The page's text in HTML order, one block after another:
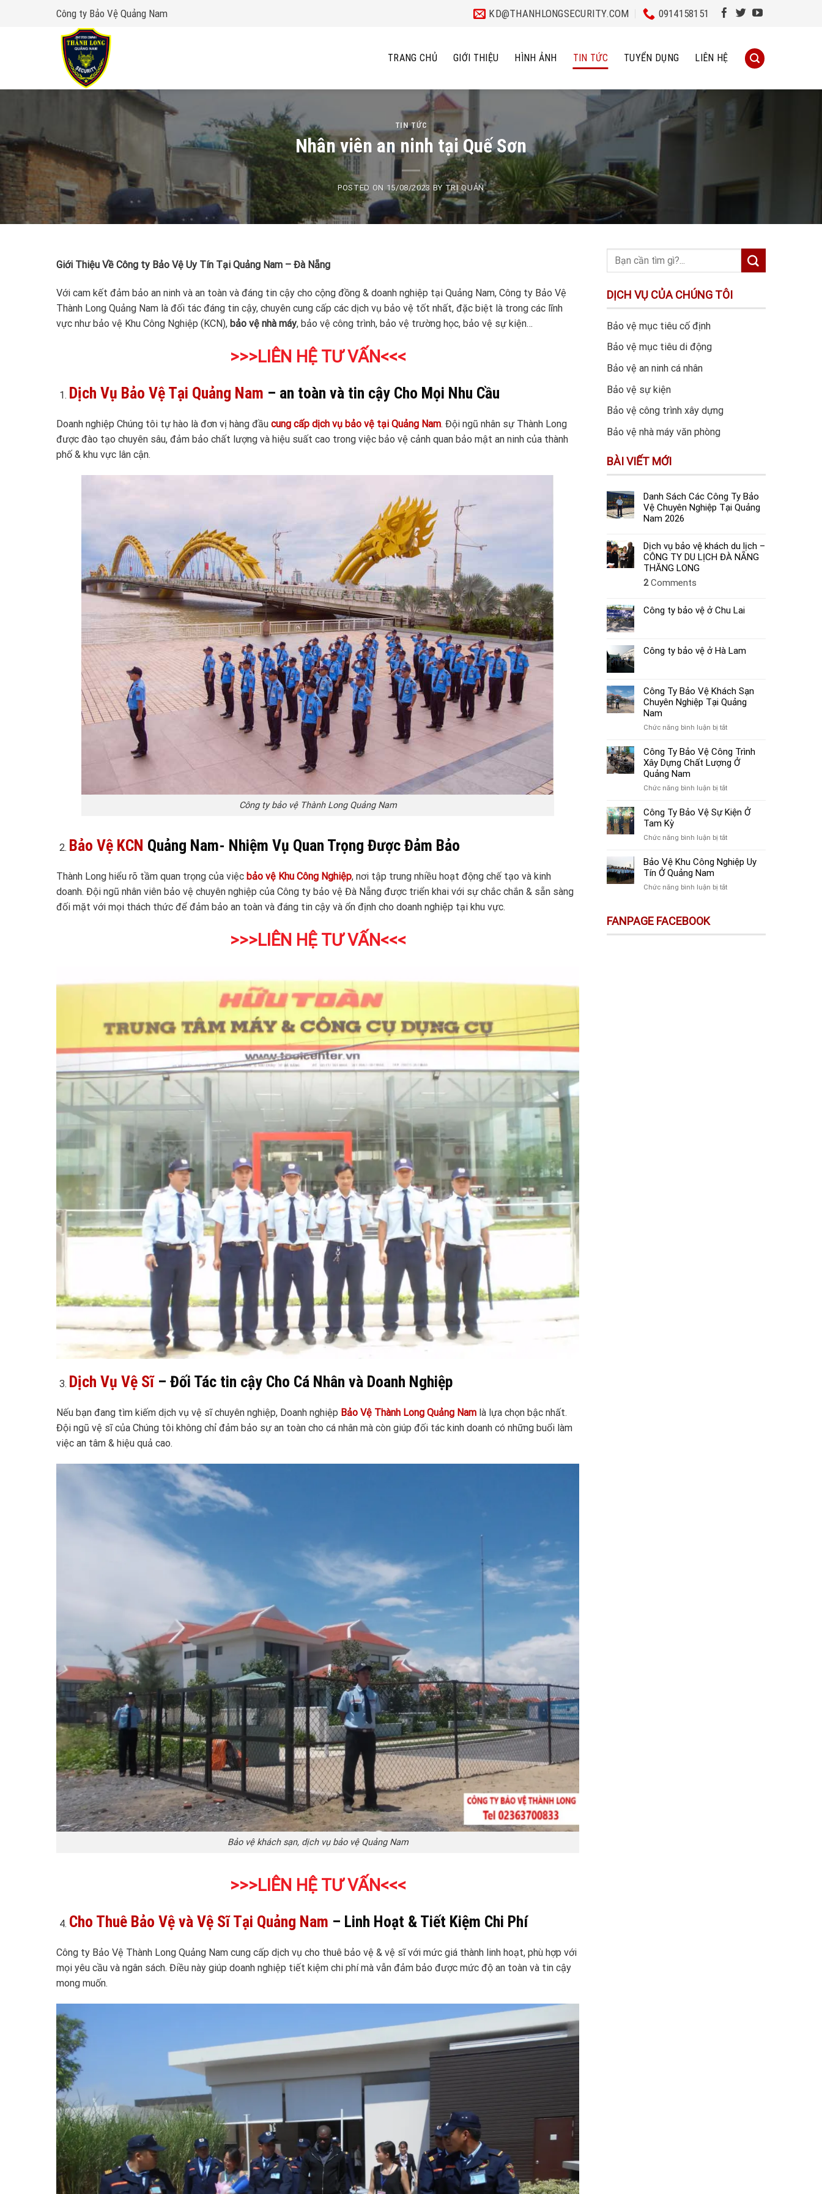
Công ty Bảo Vệ Quảng Nam KD@THANHLONGSECURITY.COM 0914158151
TRANG CHỦ GIỚI THIỆU HÌNH ẢNH TIN TỨC TUYỂN DỤNG LIÊN HỆ
TIN TỨC
Nhân viên an ninh tại Quế Sơn
POSTED ON 15/08/2023 BY TRỊ QUẢN
Giới Thiệu Về Công ty Bảo Vệ Uy Tín Tại Quảng Nam – Đà Nẵng
Với cam kết đảm bảo an ninh và an toàn và đáng tin cậy cho cộng đồng & doanh nghiệp tại Quảng Nam, Công ty Bảo Vệ
Thành Long Quảng Nam là đối tác đáng tin cậy, chuyên cung cấp các dịch vụ bảo vệ tốt nhất, đặc biệt là trong các lĩnh
vực như bảo vệ Khu Công Nghiệp (KCN), bảo vệ nhà máy, bảo vệ công trình, bảo vệ trường học, bảo vệ sự kiện…
>>>LIÊN HỆ TƯ VẤN<<<
Dịch Vụ Bảo Vệ Tại Quảng Nam – an toàn và tin cậy Cho Mọi Nhu Cầu
Doanh nghiệp Chúng tôi tự hào là đơn vị hàng đầu cung cấp dịch vụ bảo vệ tại Quảng Nam. Đội ngũ nhân sự Thành Long
được đào tạo chuyên sâu, đảm bảo chất lượng và hiệu suất cao trong việc bảo vệ cảnh quan bảo mật an ninh của thành
phố & khu vực lân cận.
Công ty bảo vệ Thành Long Quảng Nam
Bảo Vệ KCN Quảng Nam- Nhiệm Vụ Quan Trọng Được Đảm Bảo
Thành Long hiểu rõ tầm quan trọng của việc bảo vệ Khu Công Nghiệp, nơi tập trung nhiều hoạt động chế tạo và kinh
doanh. Đội ngũ nhân viên bảo vệ chuyên nghiệp của Công ty bảo vệ Đà Nẵng được triển khai với sự chắc chắn & sẵn sàng
đối mặt với mọi thách thức để đảm bảo an toàn và đáng tin cậy và ổn định cho doanh nghiệp tại khu vực.
>>>LIÊN HỆ TƯ VẤN<<<
Dịch Vụ Vệ Sĩ– Đối Tác tin cậy Cho Cá Nhân và Doanh Nghiệp
Nếu bạn đang tìm kiếm dịch vụ vệ sĩ chuyên nghiệp, Doanh nghiệp Bảo Vệ Thành Long Quảng Nam là lựa chọn bậc nhất.
Đội ngũ vệ sĩ của Chúng tôi không chỉ đảm bảo sự an toàn cho cá nhân mà còn giúp đối tác kinh doanh có những buổi làm
việc an tâm & hiệu quả cao.
Bảo vệ khách sạn, dịch vụ bảo vệ Quảng Nam
>>>LIÊN HỆ TƯ VẤN<<<
Cho Thuê Bảo Vệ và Vệ Sĩ Tại Quảng Nam – Linh Hoạt & Tiết Kiệm Chi Phí
Công ty Bảo Vệ Thành Long Quảng Nam cung cấp dịch vụ cho thuê bảo vệ & vệ sĩ với mức giá thành linh hoạt, phù hợp với
mọi yêu cầu và ngân sách. Điều này giúp doanh nghiệp tiết kiệm chi phí mà vẫn đảm bảo được mức độ an toàn và tin cậy
mong muốn.
DỊCH VỤ CỦA CHÚNG TÔI
Bảo vệ mục tiêu cố định
Bảo vệ mục tiêu di động
Bảo vệ an ninh cá nhân
Bảo vệ sự kiện
Bảo vệ công trình xây dựng
Bảo vệ nhà máy văn phòng
BÀI VIẾT MỚI
Danh Sách Các Công Ty Bảo
Vệ Chuyên Nghiệp Tại Quảng
Nam 2026
Dịch vụ bảo vệ khách du lịch –
CÔNG TY DU LỊCH ĐÀ NẴNG
THĂNG LONG
2Comments
Công ty bảo vệ ở Chu Lai
Công ty bảo vệ ở Hà Lam
Công Ty Bảo Vệ Khách Sạn
Chuyên Nghiệp Tại Quảng
Nam
Chức năng bình luận bị tắtở
Ty
Bảo
Nghiệp
Quảng
Công Ty Bảo Vệ Công Trình
Xây Dựng Chất Lượng Ở
Quảng Nam
Chức năng bình luận bị tắtở
Ty
Xây
Chất
Công Ty Bảo Vệ Sự Kiện Ở
Tam Kỳ
Chức năng bình luận bị tắtở
Ty
Kỳ
Bảo Vệ Khu Công Nghiệp Uy
Tín Ở Quảng Nam
Chức năng bình luận bị tắtở
FANPAGE FACEBOOK